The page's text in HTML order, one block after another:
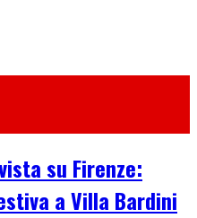
su Firenze:
a Villa Bardini